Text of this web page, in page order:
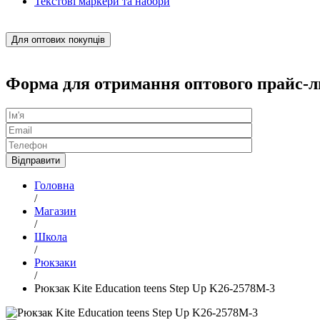
Для оптових покупців
Форма для отримання оптового прайс-
Головна
/
Магазин
/
Школа
/
Рюкзаки
/
Рюкзак Kite Education teens Step Up K26-2578M-3